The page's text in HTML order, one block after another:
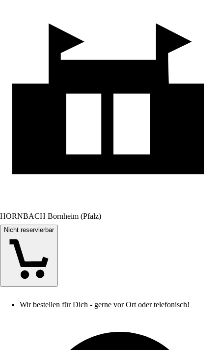
HORNBACH Bornheim (Pfalz)
Nicht reservierbar
Wir bestellen für Dich - gerne vor Ort oder telefonisch!